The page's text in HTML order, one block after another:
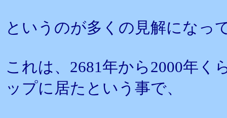
というのが多くの見解になっ
これは、2681年から2000年
ップに居たという事で、